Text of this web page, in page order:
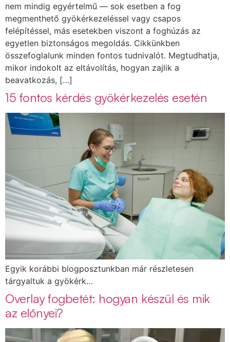
nem mindig egyértelmű — sok esetben a fog
megmenthető gyökérkezeléssel vagy csapos
felépítéssel, más esetekben viszont a foghúzás az
egyetlen biztonságos megoldás. Cikkünkben
összefoglalunk minden fontos tudnivalót. Megtudhatja,
mikor indokolt az eltávolítás, hogyan zajlik a
beavatkozás, […]
15 fontos kérdés gyökérkezelés esetén
Egyik korábbi blogposztunkban már részletesen
tárgyaltuk a gyökérk…
Overlay fogbetét: hogyan készül és mik
az előnyei?